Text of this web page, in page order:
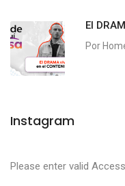
El
Por
Instagram
Please enter valid